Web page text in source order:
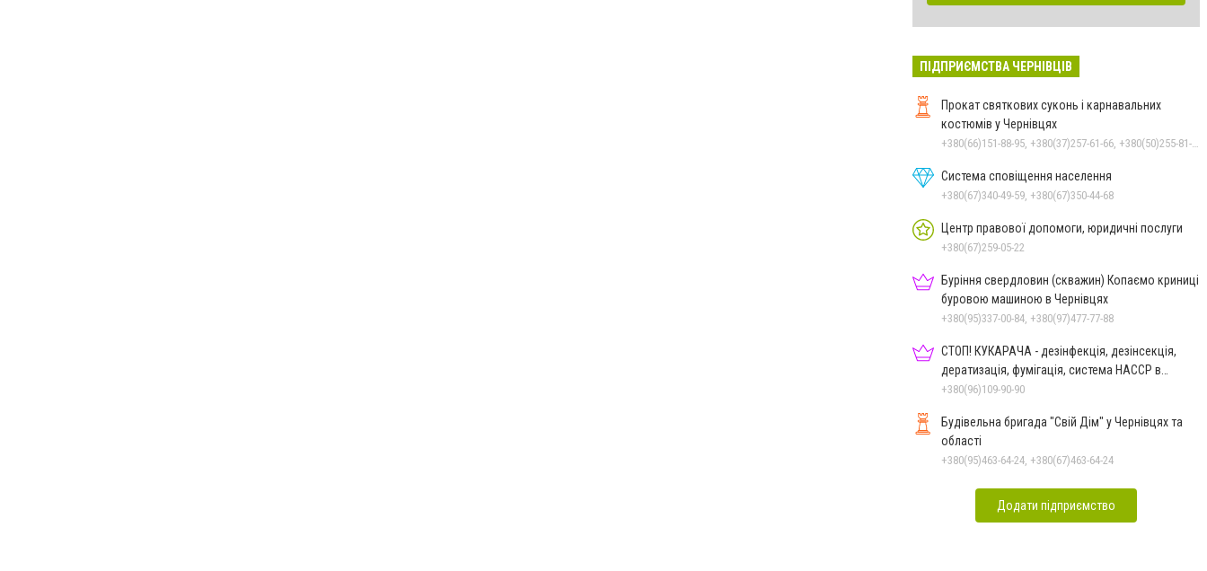
ПІДПРИЄМСТВА ЧЕРНІВЦІВ
Прокат святкових суконь і карнавальних
костюмів у Чернівцях
Система сповіщення населення
+380(67)340-49-59, +380(67)350-44-68
Центр правової допомоги, юридичні послуги
+380(67)259-05-22
Буріння свердловин (скважин) Копаємо криниці
буровою машиною в Чернівцях
+380(95)337-00-84, +380(97)477-77-88
СТОП! КУКАРАЧА - дезінфекція, дезінсекція,
дератизація, фумігація, система HACCP в
Чернівцях
+380(96)109-90-90
Будівельна бригада "Свій Дім" у Чернівцях та
області
+380(95)463-64-24, +380(67)463-64-24
Додати підприємство